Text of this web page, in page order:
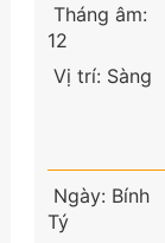
Tháng âm:
12
Vị trí: Sàng
Ngày: Bính
Tý